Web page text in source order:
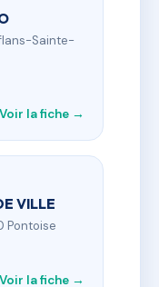
Sainte-
Voir la fiche →
VILLE
Pontoise
Voir la fiche →